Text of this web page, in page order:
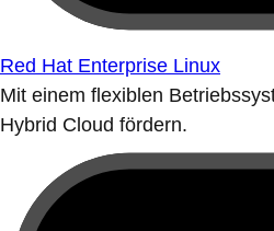
Red Hat Enterprise Linux
Mit einem flexiblen
Hybrid Cloud fördern.